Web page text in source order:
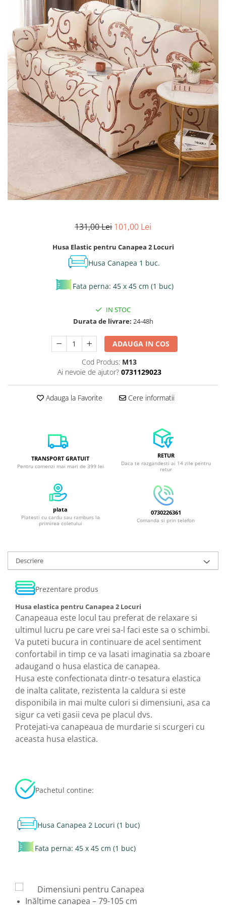
Lenjerii de pat Bumbac 100%
Lenjerii de pat Cocolino
Lenjerii de pat Finet + 2 Draperii
Lenjerii de pat Saten 4 piese cu
elastic
131,00 Lei 101,00 Lei
Husa Elastic pentru Canapea 2 Locuri
Husa Canapea 1 buc.
Fata perna: 45 x 45 cm (1 buc)
IN STOC
Durata de livrare: 24-48h
ADAUGA IN COS
Cod Produs: M13
Ai nevoie de ajutor? 0731129023
Adauga la Favorite Cere informatii
TRANSPORT GRATUIT
Pentru comenzi mai mari de 399 lei
RETUR
Daca te razgandesti ai 14 zile pentru
retur
plata
Platesti cu cardu sau ramburs la
primirea coletului
0730226361
Comanda si prin telefon
Descriere
Prezentare produs
Husa elastica pentru Canapea 2 Locuri
Canapeaua este locul tau preferat de relaxare si
ultimul lucru pe care vrei sa-l faci este sa o schimbi.
Va puteti bucura in continuare de acel sentiment
confortabil in timp ce va lasati imaginatia sa zboare
adaugand o husa elastica de canapea.
Husa este confectionata dintr-o tesatura elastica
de inalta calitate, rezistenta la caldura si este
disponibila in mai multe culori si dimensiuni, asa ca
sigur ca veti gasii ceva pe placul dvs.
Protejati-va canapeaua de murdarie si scurgeri cu
aceasta husa elastica.
Pachetul contine:
Husa Canapea 2 Locuri (1 buc)
Fata perna: 45 x 45 cm (1 buc)
Dimensiuni pentru Canapea
Inălțime canapea – 79-105 cm